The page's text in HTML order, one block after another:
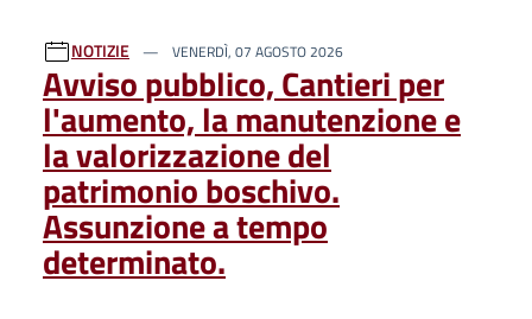
Ultime notizie
NOTIZIE VENERDÌ, 07 AGOSTO 2026
Avviso pubblico, Cantieri per
l'aumento, la manutenzione e
la valorizzazione del
patrimonio boschivo.
Assunzione a tempo
determinato.